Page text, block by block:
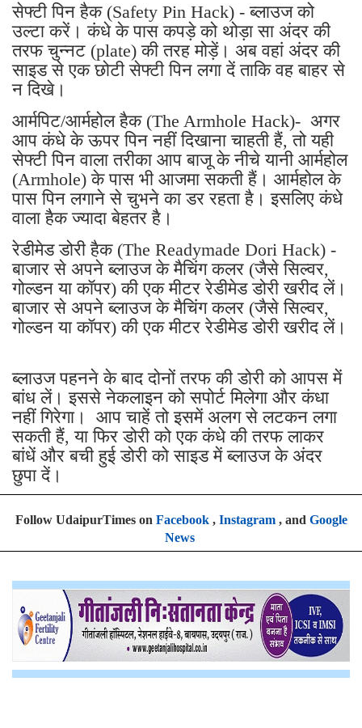
सेफ्टी पिन हैक (Safety Pin Hack) - ब्लाउज को
उल्टा करें। कंधे के पास कपड़े को थोड़ा सा अंदर की
तरफ चुन्नट (plate) की तरह मोड़ें। अब वहां अंदर की
साइड से एक छोटी सेफ्टी पिन लगा दें ताकि वह बाहर से
न दिखे।
आर्मपिट/आर्महोल हैक (The Armhole Hack)- अगर
आप कंधे के ऊपर पिन नहीं दिखाना चाहती हैं, तो यही
सेफ्टी पिन वाला तरीका आप बाजू के नीचे यानी आर्महोल
(Armhole) के पास भी आजमा सकती हैं। आर्महोल के
पास पिन लगाने से चुभने का डर रहता है। इसलिए कंधे
वाला हैक ज्यादा बेहतर है।
रेडीमेड डोरी हैक (The Readymade Dori Hack) -
बाजार से अपने ब्लाउज के मैचिंग कलर (जैसे सिल्वर,
गोल्डन या कॉपर) की एक मीटर रेडीमेड डोरी खरीद लें।
बाजार से अपने ब्लाउज के मैचिंग कलर (जैसे सिल्वर,
गोल्डन या कॉपर) की एक मीटर रेडीमेड डोरी खरीद लें।
ब्लाउज पहनने के बाद दोनों तरफ की डोरी को आपस में
बांध लें। इससे नेकलाइन को सपोर्ट मिलेगा और कंधा
नहीं गिरेगा। आप चाहें तो इसमें अलग से लटकन लगा
सकती हैं, या फिर डोरी को एक कंधे की तरफ लाकर
बांधें और बची हुई डोरी को साइड में ब्लाउज के अंदर
छुपा दें।
Follow UdaipurTimes on Facebook, Instagram, and Google
News